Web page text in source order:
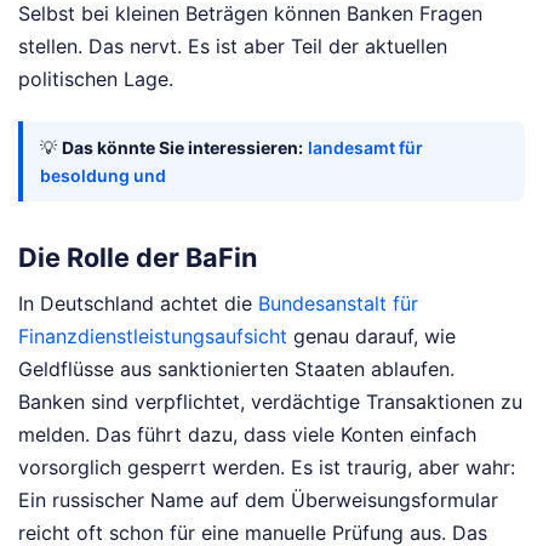
Selbst bei kleinen Beträgen können Banken Fragen
stellen. Das nervt. Es ist aber Teil der aktuellen
politischen Lage.
💡 Das könnte Sie interessieren: landesamt für
besoldung und
Die Rolle der BaFin
In Deutschland achtet die Bundesanstalt für
Finanzdienstleistungsaufsicht genau darauf, wie
Geldflüsse aus sanktionierten Staaten ablaufen.
Banken sind verpflichtet, verdächtige Transaktionen zu
melden. Das führt dazu, dass viele Konten einfach
vorsorglich gesperrt werden. Es ist traurig, aber wahr:
Ein russischer Name auf dem Überweisungsformular
reicht oft schon für eine manuelle Prüfung aus. Das